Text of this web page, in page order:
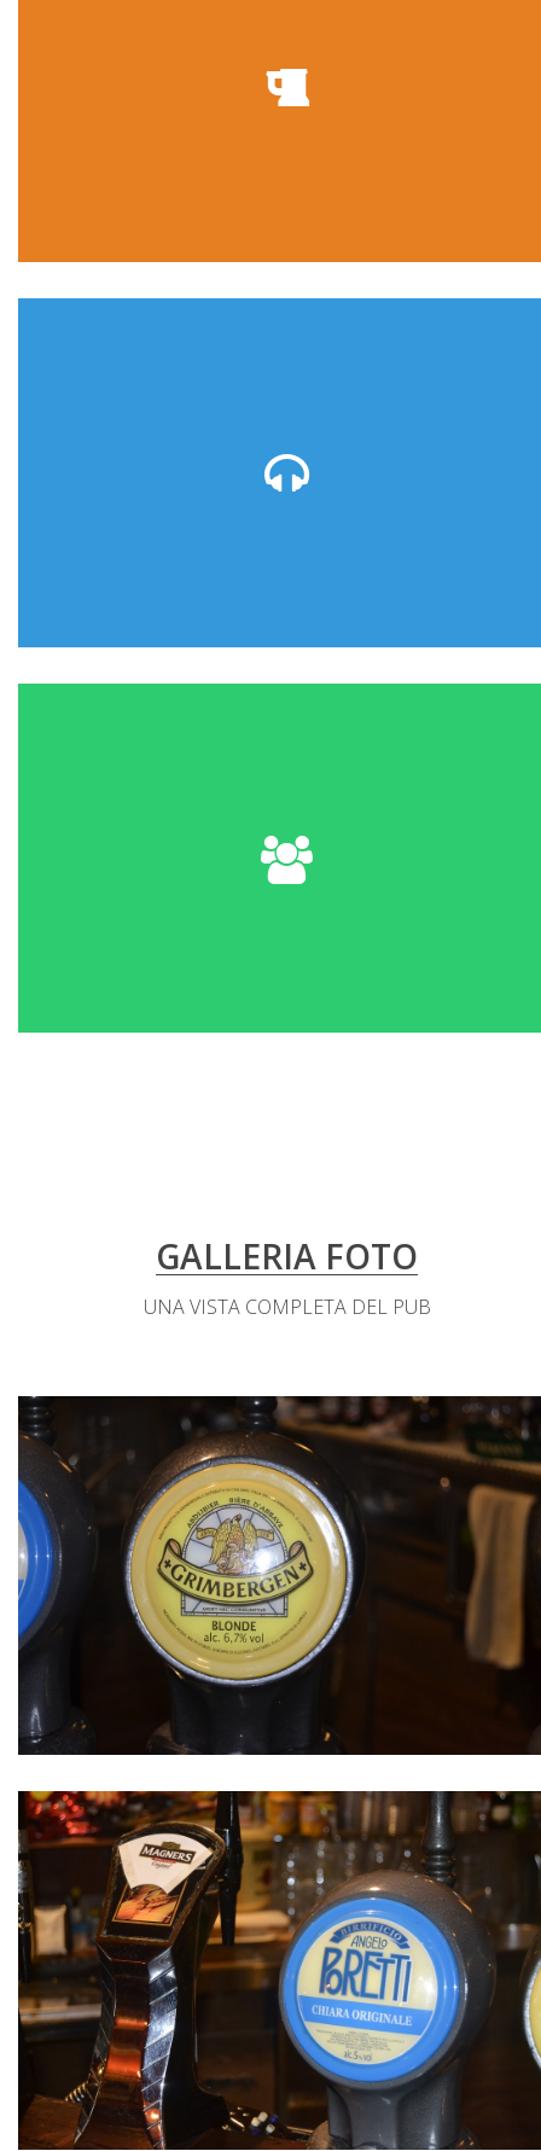
GALLERIA FOTO
UNA VISTA COMPLETA DEL PUB